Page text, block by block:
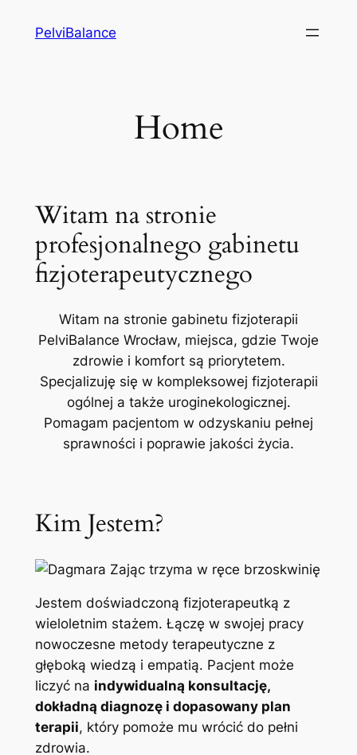
PelviBalance
Home
Witam na stronie
profesjonalnego gabinetu
fizjoterapeutycznego
Witam na stronie gabinetu fizjoterapii
PelviBalance Wrocław, miejsca, gdzie Twoje
zdrowie i komfort są priorytetem.
Specjalizuję się w kompleksowej fizjoterapii
ogólnej a także uroginekologicznej.
Pomagam pacjentom w odzyskaniu pełnej
sprawności i poprawie jakości życia.
Kim Jestem?
Jestem doświadczoną fizjoterapeutką z
wieloletnim stażem. Łączę w swojej pracy
nowoczesne metody terapeutyczne z
głęboką wiedzą i empatią. Pacjent może
liczyć na indywidualną konsultację,
dokładną diagnozę i dopasowany plan
terapii, który pomoże mu wrócić do pełni
zdrowia.